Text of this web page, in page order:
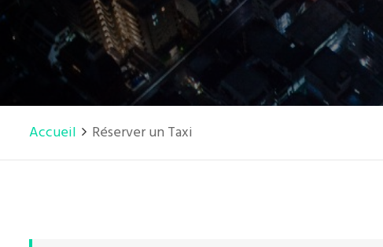
Accueil Réserver un Taxi